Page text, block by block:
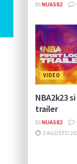
DI NUAS82
VIDEO
NBA2k23
trailer
DI NUAS82
2 AGOSTO